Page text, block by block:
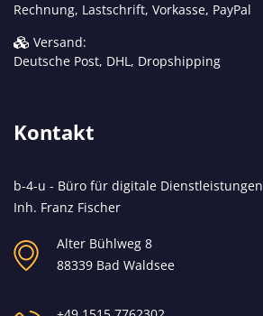
Rechnung, Lastschrift, Vorkasse, PayPal
Versand:
Deutsche Post, DHL, Dropshipping
Kontakt
b-4-u - Büro für digitale Dienstleistungen
Inh. Franz Fischer
Alter Bühlweg 8
88339 Bad Waldsee